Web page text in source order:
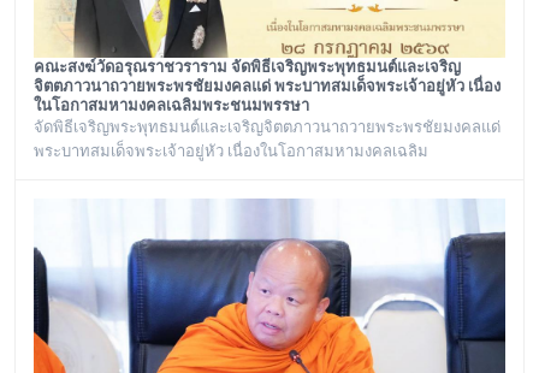
คณะสงฆ์วัดอรุณราชวราราม จัดพิธีเจริญพระพุทธมนต์และเจริญ
จิตตภาวนาถวายพระพรชัยมงคลแด่ พระบาทสมเด็จพระเจ้าอยู่หัว เนื่อง
ในโอกาสมหามงคลเฉลิมพระชนมพรรษา
จัดพิธีเจริญพระพุทธมนต์และเจริญจิตตภาวนาถวายพระพรชัยมงคลแด่
พระบาทสมเด็จพระเจ้าอยู่หัว เนื่องในโอกาสมหามงคลเฉลิม
ราชวราราม กรุงเทพเทพมหานครในวันอังคาร ที่ ๒๘ กรกฎาคม ๒๕๖๙